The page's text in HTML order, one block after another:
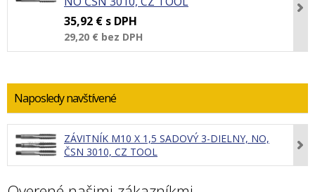
35,92 € s DPH
29,20 € bez DPH
Naposledy navštívené
ZÁVITNÍK M10 X 1,5 SADOVÝ 3-DIELNY, NO,
ČSN 3010, CZ TOOL